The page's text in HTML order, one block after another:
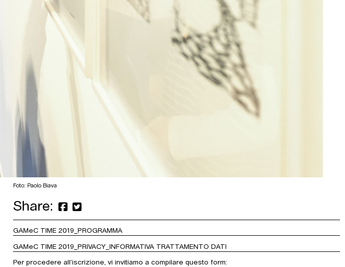
Foto: Paolo Biava
Share:
GAMeC TIME 2019_PROGRAMMA
GAMeC TIME 2019_PRIVACY_INFORMATIVA TRATTAMENTO DATI
Per procedere all’iscrizione, vi invitiamo a compilare questo form: